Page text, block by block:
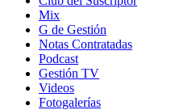
Mix
G de Gestión
Notas Contratadas
Podcast
Gestión TV
Videos
Fotogalerías